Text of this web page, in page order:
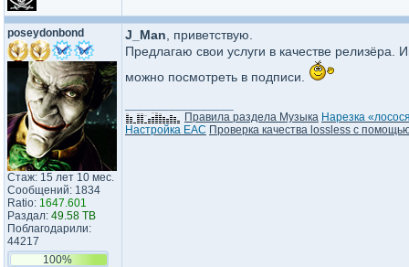
poseydonbond
Стаж: 15 лет 10 мес.
Сообщений: 1834
Ratio: 1647.601
Раздал: 49.58 TB
Поблагодарили:
44217
100%
J_Man , приветствую.
Предлагаю свои услуги в качестве
можно посмотреть в подписи.
Правила раздела Музыка Нарезка
Настройка EAC Проверка качества lossless с